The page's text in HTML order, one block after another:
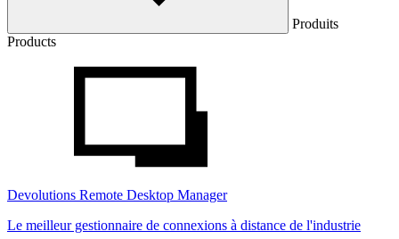
Produits
Products
Devolutions Remote Desktop Manager
Le meilleur gestionnaire de connexions à distance de l'industrie